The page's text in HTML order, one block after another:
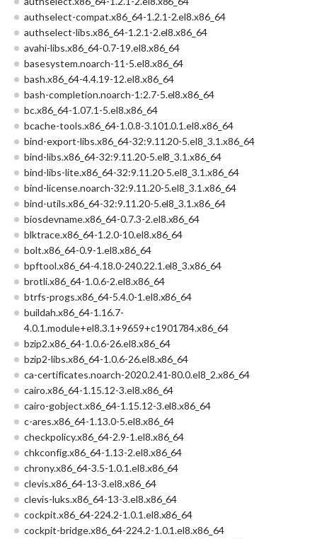
authselect-compat.x86_64-1.2.1-2.el8.x86_64
authselect-libs.x86_64-1.2.1-2.el8.x86_64
avahi-libs.x86_64-0.7-19.el8.x86_64
basesystem.noarch-11-5.el8.x86_64
bash.x86_64-4.4.19-12.el8.x86_64
bash-completion.noarch-1:2.7-5.el8.x86_64
bc.x86_64-1.07.1-5.el8.x86_64
bcache-tools.x86_64-1.0.8-3.101.0.1.el8.x86_64
bind-export-libs.x86_64-32:9.11.20-5.el8_3.1.x86_64
bind-libs.x86_64-32:9.11.20-5.el8_3.1.x86_64
bind-libs-lite.x86_64-32:9.11.20-5.el8_3.1.x86_64
bind-license.noarch-32:9.11.20-5.el8_3.1.x86_64
bind-utils.x86_64-32:9.11.20-5.el8_3.1.x86_64
biosdevname.x86_64-0.7.3-2.el8.x86_64
blktrace.x86_64-1.2.0-10.el8.x86_64
bolt.x86_64-0.9-1.el8.x86_64
bpftool.x86_64-4.18.0-240.22.1.el8_3.x86_64
brotli.x86_64-1.0.6-2.el8.x86_64
btrfs-progs.x86_64-5.4.0-1.el8.x86_64
buildah.x86_64-1.16.7-
4.0.1.module+el8.3.1+9659+c1901784.x86_64
bzip2.x86_64-1.0.6-26.el8.x86_64
bzip2-libs.x86_64-1.0.6-26.el8.x86_64
ca-certificates.noarch-2020.2.41-80.0.el8_2.x86_64
cairo.x86_64-1.15.12-3.el8.x86_64
cairo-gobject.x86_64-1.15.12-3.el8.x86_64
c-ares.x86_64-1.13.0-5.el8.x86_64
checkpolicy.x86_64-2.9-1.el8.x86_64
chkconfig.x86_64-1.13-2.el8.x86_64
chrony.x86_64-3.5-1.0.1.el8.x86_64
clevis.x86_64-13-3.el8.x86_64
clevis-luks.x86_64-13-3.el8.x86_64
cockpit.x86_64-224.2-1.0.1.el8.x86_64
cockpit-bridge.x86_64-224.2-1.0.1.el8.x86_64